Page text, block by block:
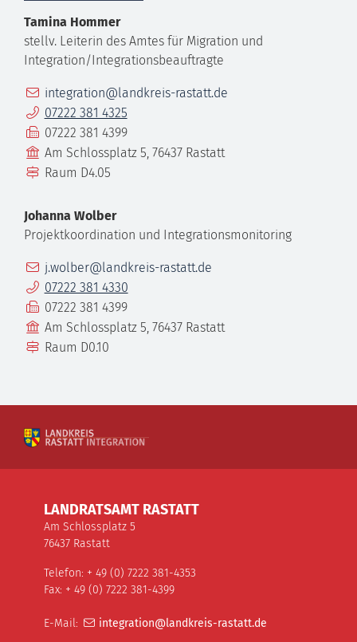
Tamina Hommer
stellv. Leiterin des Amtes für Migration und
Integration/Integrationsbeauftragte
E-Mailintegration@landkreis-rastatt.de
Telefon07222 381 4325
Fax 07222 381 4399
Gebäude
Am Schlossplatz 5, 76437 Rastatt
Raum D4.05
Johanna Wolber
Projektkoordination und Integrationsmonitoring
E-Mailj.wolber@landkreis-rastatt.de
Telefon07222 381 4330
Fax 07222 381 4399
Gebäude
Am Schlossplatz 5, 76437 Rastatt
Raum D0.10
LANDRATSAMT RASTATT
Am Schlossplatz 5
76437 Rastatt
Telefon: + 49 (0) 7222 381-4353
Fax: + 49 (0) 7222 381-4399
E-Mail: integration@landkreis-rastatt.de